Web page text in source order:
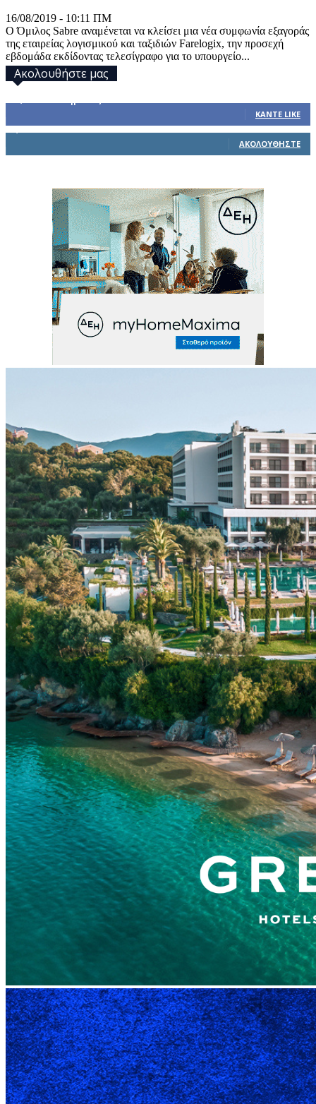
16/08/2019 - 10:11 ΠΜ
Ο Όμιλος Sabre αναμένεται να κλείσει μια νέα συμφωνία εξαγοράς
της εταιρείας λογισμικού και ταξιδιών Farelogix, την προσεχή
εβδομάδα εκδίδοντας τελεσίγραφο για το υπουργείο...
Ακολουθήστε μας
ΚΆΝΤΕ LIKE
ΑΚΟΛΟΥΘΉΣΤΕ